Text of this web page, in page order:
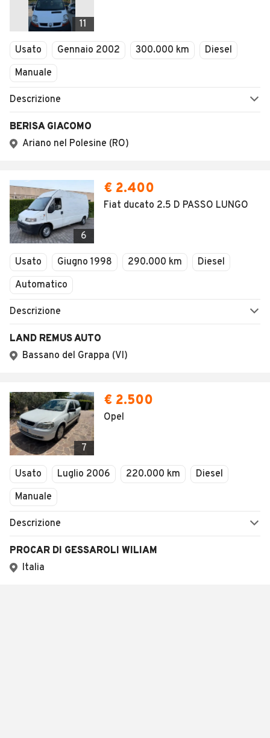
11
Usato Gennaio 2002 300.000 km
Diesel
Manuale
Descrizione
BERISA GIACOMO
Ariano nel Polesine (RO)
6
€ 2.400
Fiat ducato 2.5 D PASSO LUNGO
Usato Giugno 1998 290.000 km
Diesel
Automatico
Descrizione
LAND REMUS AUTO
Bassano del Grappa (VI)
7
€ 2.500
Opel
Usato Luglio 2006 220.000 km
Diesel
Manuale
Descrizione
PROCAR DI GESSAROLI WILIAM
Italia